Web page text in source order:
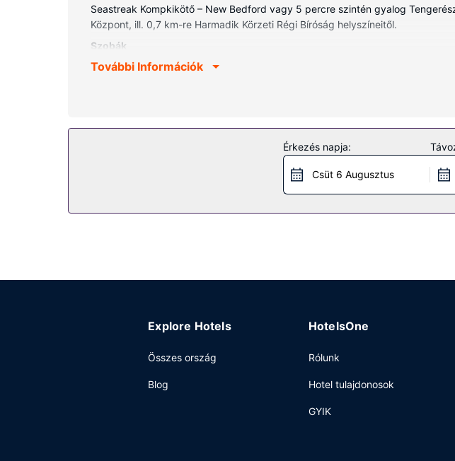
Seastreak Kompkikötő – New Bedford vagy 5 percre szintén gyalog
Központ, ill. 0,7 km-re Harmadik Körzeti Régi Bíróság helyszíneitől.
Szobák
Helyezze magát kényelembe a(z) 106 légkondicionált szoba egyikében,
Élvezze ki a szálláshely kínálta szabadidős létesítményeket és
hotel kiegészítő szolgáltatásai között szerepelnek a következők: ingyenes
További Információk
Érkezés napja:
Csüt 6 Augusztus
Explore Hotels
Összes ország
Blog
HotelsOne
Rólunk
Hotel tulajdonosok
GYIK